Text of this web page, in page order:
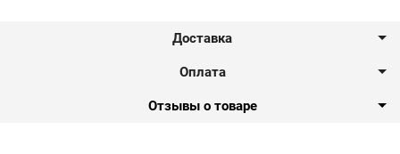
Доставка
Оплата
Отзывы о товаре